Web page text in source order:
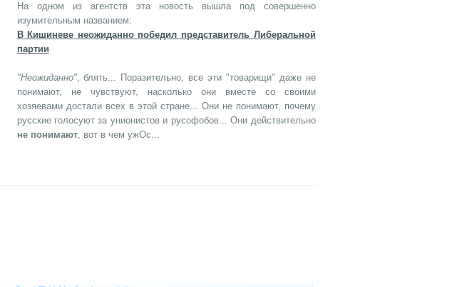
На одном из агентств эта новость вышла под совершенно
изумительным названием:
В Кишиневе неожиданно победил представитель Либеральной
партии
"Неожиданно", блять... Поразительно, все эти "товарищи" даже не
понимают, не чувствуют, насколько они вместе со своими
хозяевами достали всех в этой стране... Они не понимают, почему
русские голосуют за унионистов и русофобов... Они действительно
не понимают, вот в чем ужОс...